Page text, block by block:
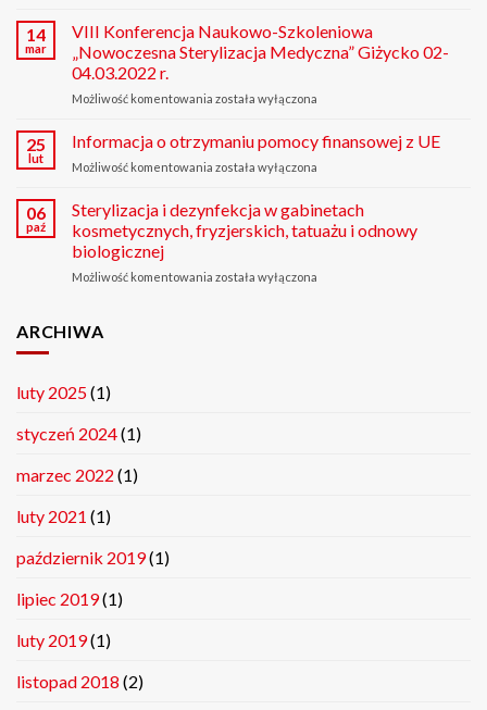
Usług
14
mar
VIII Konferencja Naukowo-Szkoleniowa
„Nowoczesna Sterylizacja Medyczna” Giżycko 02-
04.03.2022 r.
Możliwość komentowania VIII
Naukowo-
Szkoleniowa
„Nowoczesna
Medyczna”
Giżycko
r.
została wyłączona
25
lut
Informacja o otrzymaniu pomocy finansowej z UE
Możliwość komentowania Informacja
otrzymaniu
pomocy
finansowej
UE
została wyłączona
06
paź
Sterylizacja i dezynfekcja w gabinetach
kosmetycznych, fryzjerskich, tatuażu i odnowy
biologicznej
Możliwość komentowania Sterylizacja
została wyłączona
ARCHIWA
luty 2025(1)
styczeń 2024(1)
marzec 2022 (1)
luty 2021 (1)
październik 2019(1)
lipiec 2019(1)
luty 2019(1)
listopad 2018 (2)